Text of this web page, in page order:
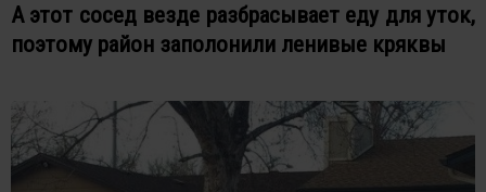
А этот сосед везде разбрасывает еду для уток,
поэтому район заполонили ленивые кряквы